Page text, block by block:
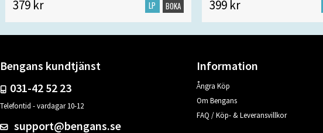
379 kr LP BOKA 399 kr
Bengans kundtjänst
031-42 52 23
Telefontid - vardagar 10-12
support@bengans.se
Information
Ångra Köp
Om Bengans
FAQ / Köp- & Leveransvillkor